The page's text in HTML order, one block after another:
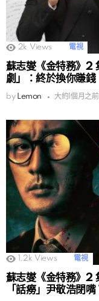
2k Views 電視
蘇志燮《金特務》2
劇」：終於換你賺錢
by Lemon 大約1個月之前
1.2k Views 電視
蘇志燮《金特務》2
「話癆」尹敬浩閉